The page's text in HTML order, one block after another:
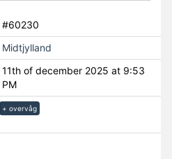
#60230
Midtjylland
11th of december 2025 at 9:53
PM
+ overvåg